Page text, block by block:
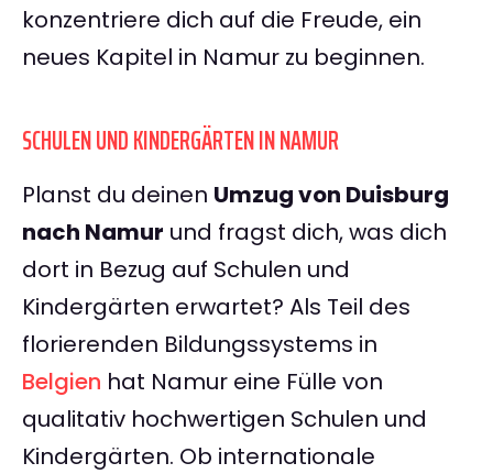
konzentriere dich auf die Freude, ein
neues Kapitel in Namur zu beginnen.
SCHULEN UND KINDERGÄRTEN IN NAMUR
Planst du deinen Umzug von Duisburg
nach Namur und fragst dich, was dich
dort in Bezug auf Schulen und
Kindergärten erwartet? Als Teil des
florierenden Bildungssystems in
Belgien hat Namur eine Fülle von
qualitativ hochwertigen Schulen und
Kindergärten. Ob internationale